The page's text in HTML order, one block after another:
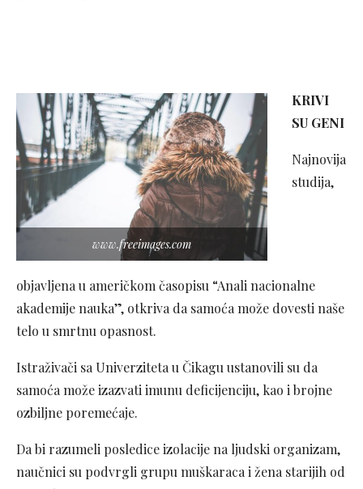
www.freeimages.com
KRIVI
SU GENI
Najnovija
studija,
objavljena u američkom časopisu “Anali nacionalne
akademije nauka”, otkriva da samoća može dovesti naše
telo u smrtnu opasnost.
Istraživači sa Univerziteta u Čikagu ustanovili su da
samoća može izazvati imunu deficijenciju, kao i brojne
ozbiljne poremećaje.
Da bi razumeli posledice izolacije na ljudski organizam,
naučnici su podvrgli grupu muškaraca i žena starijih od